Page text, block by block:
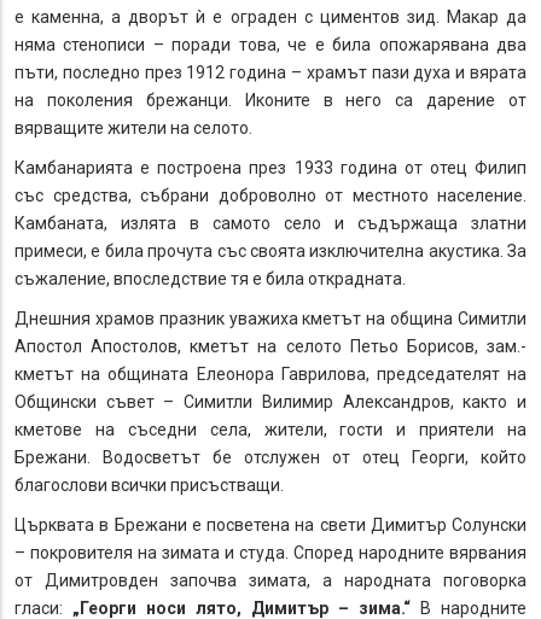
е каменна, а дворът ѝ е ограден с циментов зид. Макар да
няма стенописи – поради това, че е била опожарявана два
пъти, последно през 1912 година – храмът пази духа и вярата
на поколения брежанци. Иконите в него са дарение от
вярващите жители на селото.
Камбанарията е построена през 1933 година от отец Филип
със средства, събрани доброволно от местното население.
Камбаната, излята в самото село и съдържаща златни
примеси, е била прочута със своята изключителна акустика. За
съжаление, впоследствие тя е била открадната.
Днешния храмов празник уважиха кметът на община Симитли
Апостол Апостолов, кметът на селото Петьо Борисов, зам.-
кметът на общината Елеонора Гаврилова, председателят на
Общински съвет – Симитли Вилимир Александров, както и
кметове на съседни села, жители, гости и приятели на
Брежани. Водосветът бе отслужен от отец Георги, който
благослови всички присъстващи.
Църквата в Брежани е посветена на свети Димитър Солунски
– покровителя на зимата и студа. Според народните вярвания
от Димитровден започва зимата, а народната поговорка
гласи: „Георги носи лято, Димитър – зима.“ В народните